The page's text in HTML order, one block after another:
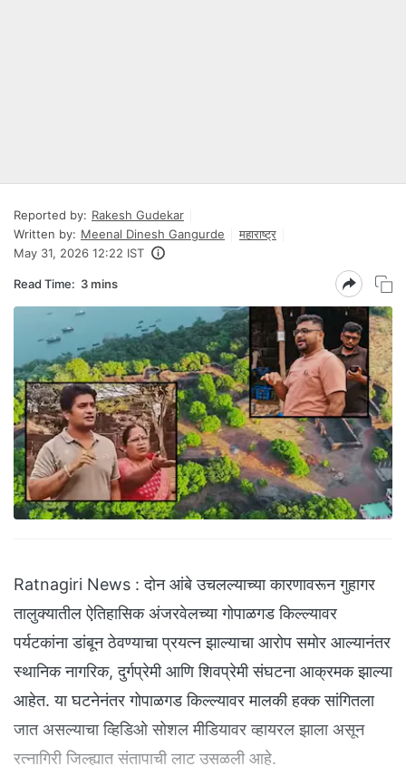
Reported by: Rakesh Gudekar
Written by: Meenal Dinesh Gangurde
महाराष्ट्र
May 31, 2026 12:22 IST
Read Time: 3 mins
Ratnagiri News : दोन आंबे उचलल्याच्या कारणावरून गुहागर
तालुक्यातील ऐतिहासिक अंजरवेलच्या गोपाळगड किल्ल्यावर
पर्यटकांना डांबून ठेवण्याचा प्रयत्न झाल्याचा आरोप समोर आल्यानंतर
स्थानिक नागरिक, दुर्गप्रेमी आणि शिवप्रेमी संघटना आक्रमक झाल्या
आहेत. या घटनेनंतर गोपाळगड किल्ल्यावर मालकी हक्क सांगितला
जात असल्याचा व्हिडिओ सोशल मीडियावर व्हायरल झाला असून
रत्नागिरी जिल्ह्यात संतापाची लाट उसळली आहे.